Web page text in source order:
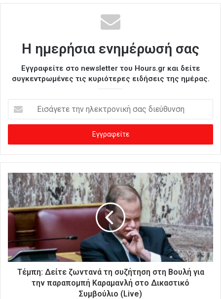
Η ημερήσια ενημέρωσή σας
Εγγραφείτε στο newsletter του Hours.gr και δείτε
συγκεντρωμένες τις κυριότερες ειδήσεις της ημέρας.
σ
γ
ε
ε
τ
η
ν
η
κ
τ
Τέμπη: Δείτε ζωντανά τη συζήτηση στη Βουλή για
την παραπομπή Καραμανλή στο Δικαστικό
Συμβούλιο (Live)